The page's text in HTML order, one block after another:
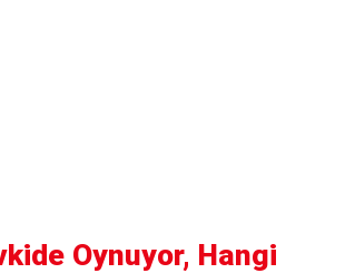
Oynuyor, Hangi